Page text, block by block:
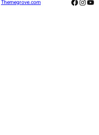
Themegrove.com